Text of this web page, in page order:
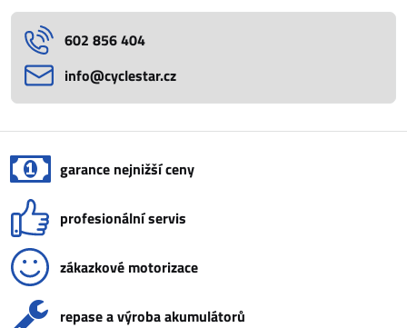
602 856 404
info​@cyclestar​.cz
garance nejnižší ceny
profesionální servis
zákazkové motorizace
repase a výroba akumulátorů